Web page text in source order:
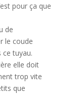
pour ça que
de
le coude
ce tuyau.
elle doit
trop vite
que